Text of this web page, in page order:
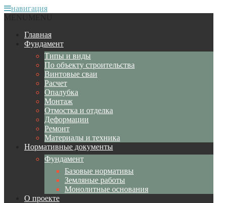
навигация
Главная
Фундамент
Типы и виды
По объекту строительства
Винтовые сваи
Расчет
Опалубка
Монтаж
Отмостка и отделка
Деформации
Ремонт
Материалы и техника
Нормативные документы
Фундамент
Базовые нормативы
Земляные работы
Монолитные основания
О проекте